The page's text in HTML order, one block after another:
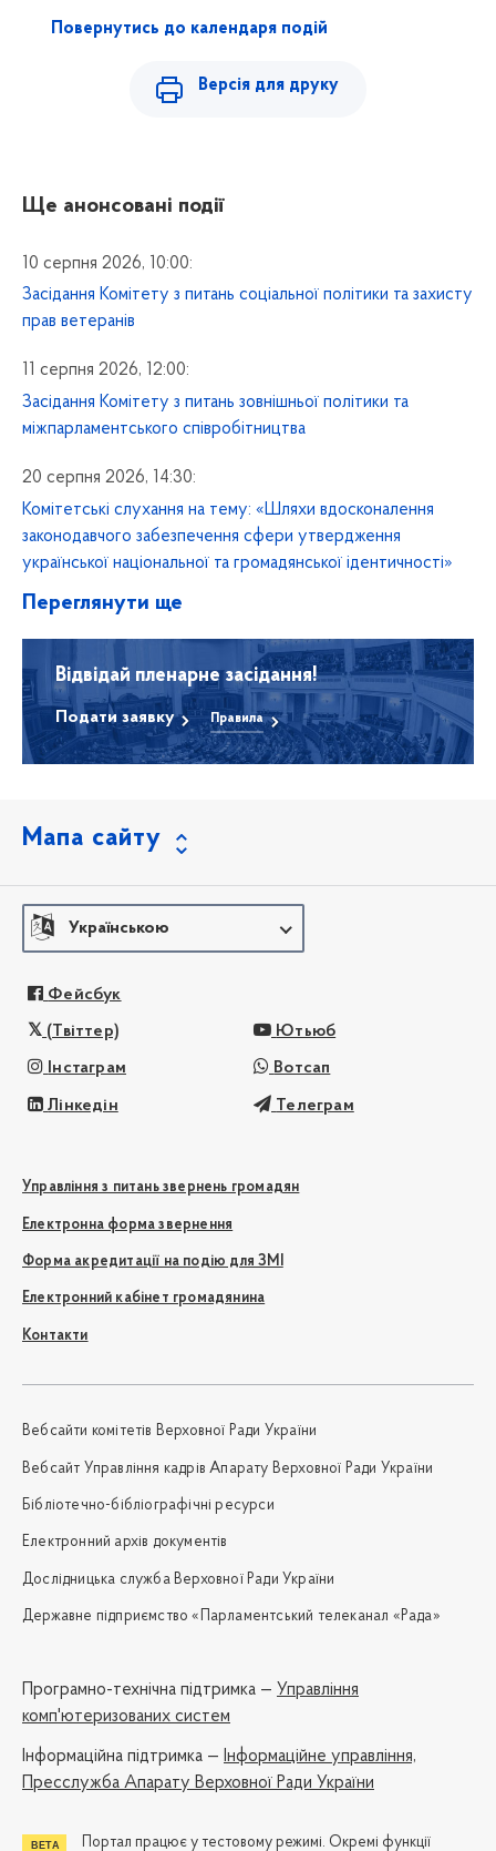
Повернутись до календаря подій
Версія для друку
Ще анонсовані події
10 серпня 2026, 10:00:
Засідання Комітету з питань соціальної політики та захисту
прав ветеранів
11 серпня 2026, 12:00:
Засідання Комітету з питань зовнішньої політики та
міжпарламентського співробітництва
20 серпня 2026, 14:30:
Комітетські слухання на тему: «Шляхи вдосконалення
законодавчого забезпечення сфери утвердження
української національної та громадянської ідентичності»
Переглянути ще
Відвідай пленарне засідання!
Подати заявку Правила
Мапа сайту
Українською
Фейсбук
(Твіттер) Ютьюб
Інстаграм Вотсап
Лінкедін Телеграм
Управління з питань звернень громадян
Електронна форма звернення
Форма акредитації на подію для ЗМІ
Електронний кабінет громадянина
Контакти
Вебсайти комітетів Верховної Ради України
Вебсайт Управління кадрів Апарату Верховної Ради України
Бібліотечно-бібліографічні ресурси
Електронний архів документів
Дослідницька служба Верховної Ради України
Державне підприємство «Парламентський телеканал «Рада»
Програмно-технічна підтримка — Управління
комп'ютеризованих систем
Iнформаційна підтримка — Інформаційне управління,
Пресслужба Апарату Верховної Ради України
Портал працює у тестовому режимі. Окремі функції